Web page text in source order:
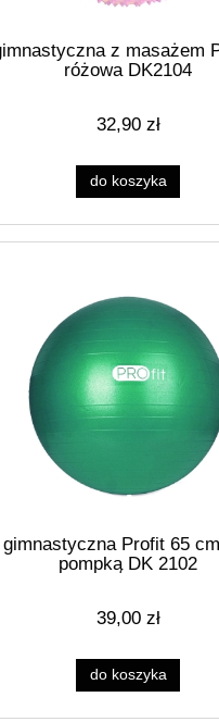
z masażem
różowa DK2104
32,90 zł
do koszyka
gimnastyczna Profit 65
pompką DK 2102
39,00 zł
do koszyka